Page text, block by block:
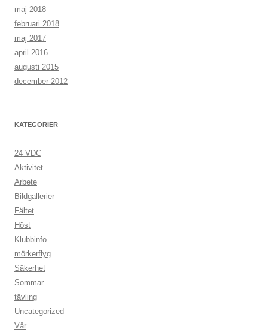
maj 2018
februari 2018
maj 2017
april 2016
augusti 2015
december 2012
KATEGORIER
24 VDC
Aktivitet
Arbete
Bildgallerier
Fältet
Höst
Klubbinfo
mörkerflyg
Säkerhet
Sommar
tävling
Uncategorized
Vår